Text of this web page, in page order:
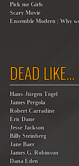
Pick me Girls
Scary Movie
Ensemble Modern | Why
DEAD LIKE…
Hans-Jürgen Tögel
James Pergola
Robert Carradine
Eric Dane
Jesse Jackson
Billy Steinberg
Jane Baer
James G. Robinson
Dana Eden